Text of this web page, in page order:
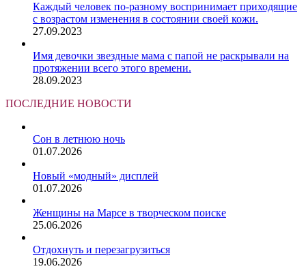
Каждый человек по-разному воспринимает приходящие
с возрастом изменения в состоянии своей кожи.
27.09.2023
Имя девочки звездные мама с папой не раскрывали на
протяжении всего этого времени.
28.09.2023
ПОСЛЕДНИЕ НОВОСТИ
Сон в летнюю ночь
01.07.2026
Новый «модный» дисплей
01.07.2026
Женщины на Марсе в творческом поиске
25.06.2026
Отдохнуть и перезагрузиться
19.06.2026